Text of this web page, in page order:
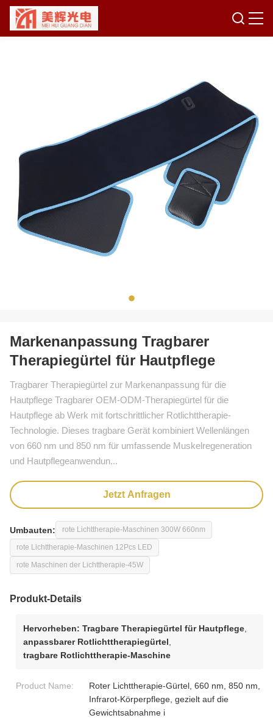
Markenanpassung Tragbarer
Therapiegürtel für Hautpflege
Tragbarer Therapiegürtel zur Markenanpassung für die
Hautpflege Tragbarer OEM-ODM-Therapiegürtel für die
Hautpflege ab Werk mit fortschrittlicher Rotlichttherapie-
Technologie. Dieses tragbare Gerät kombiniert Wellenlängen
von 660 nm und 850 nm für umfassende Muskelregeneration
und Hautpflegeanwendun...
Jetzt Anfragen
Umbauten: rote Lichttherapie-Maschinen 300W 660nm
rote Lichttherapie-Maschinen 12Pcs LED
rote Maschinen der Lichttherapie-45W
Produkt-Details
Hervorheben: Tragbare Therapiegürtel für Hautpflege
anpassbarer Rotlichttherapiegürtel
tragbare Rotlichttherapie-Maschine
Product Name:
Roter Lichttherapie-Gürtel, 660 nm, 850 nm,
Infrarot-Körperpflege, gezielt auf die
Gewichtsabnahme i